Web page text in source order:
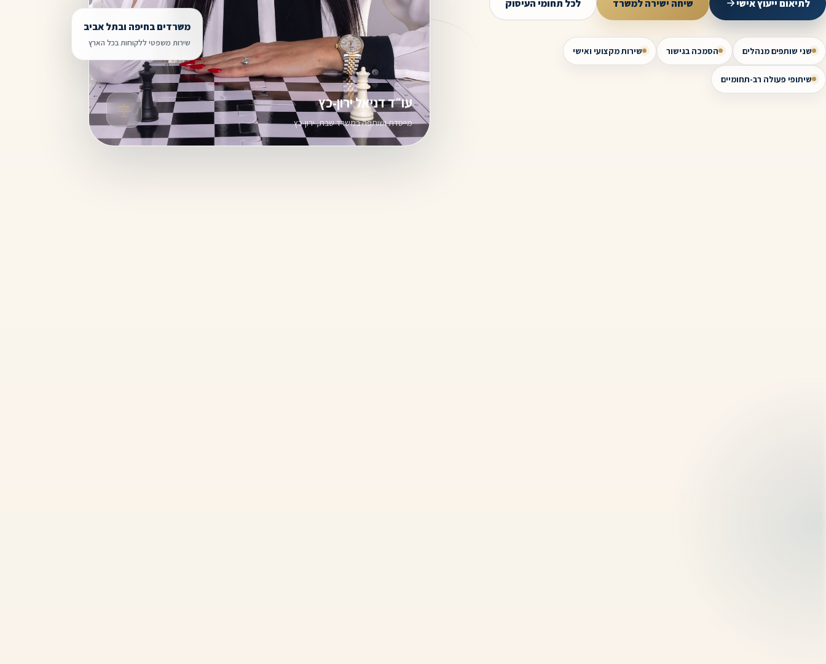
לתיאום ייעוץ אישי שיחה ישירה למשרד לכל תחומי העיסוק
שני שותפים מנהלים הסמכה בגישור שירות מקצועי ואישי
שיתופי פעולה רב-תחומיים
עו״ד דניאל ירון-כץ
מייסדת ושותפה במשרד שבת, ירון-כץ
משרדים בחיפה ובתל אביב
שירות משפטי ללקוחות בכל הארץ